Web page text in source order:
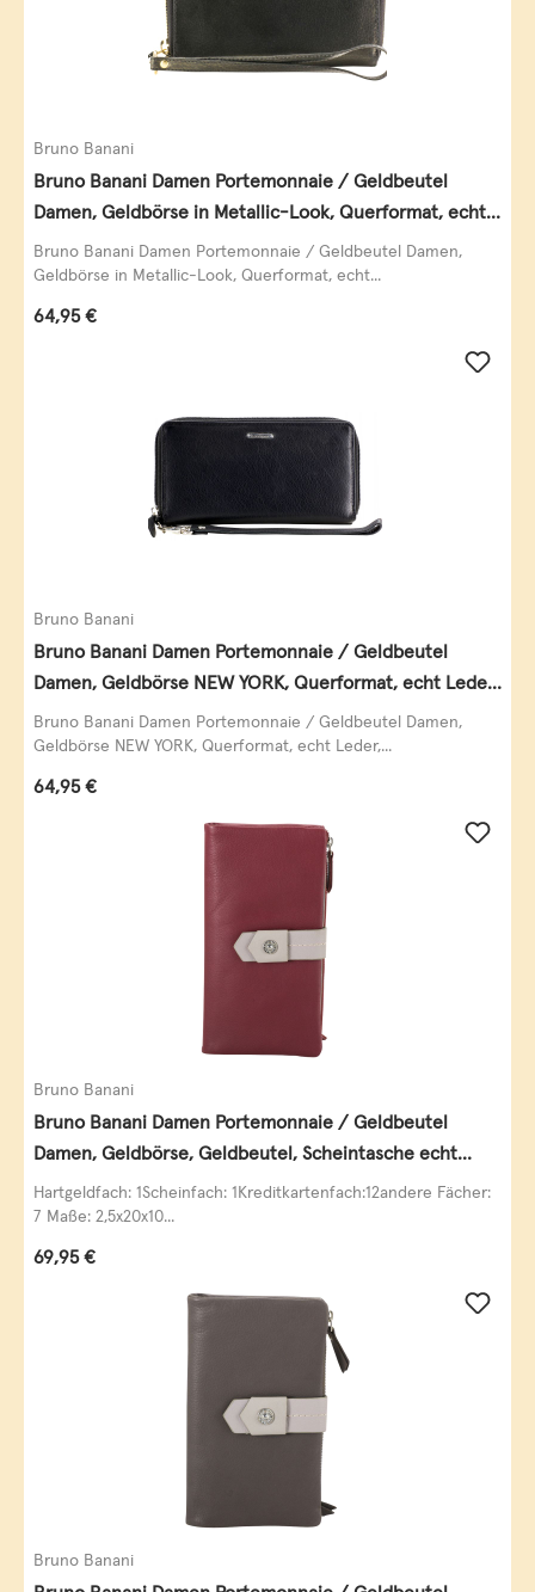
Bruno Banani
Bruno Banani Damen Portemonnaie / Geldbeutel
Damen, Geldbörse in Metallic-Look, Querformat, echt
Leder, schwarz-gold
Bruno Banani Damen Portemonnaie / Geldbeutel Damen,
Geldbörse in Metallic-Look, Querformat, echt...
Regulärer Preis:
64,95 €
Bruno Banani
Bruno Banani Damen Portemonnaie / Geldbeutel
Damen, Geldbörse NEW YORK, Querformat, echt Leder,
schwarz
Bruno Banani Damen Portemonnaie / Geldbeutel Damen,
Geldbörse NEW YORK, Querformat, echt Leder,...
Regulärer Preis:
64,95 €
Bruno Banani
Bruno Banani Damen Portemonnaie / Geldbeutel
Damen, Geldbörse, Geldbeutel, Scheintasche echt
Leder
Hartgeldfach: 1Scheinfach: 1Kreditkartenfach:12andere Fächer:
7 Maße: 2,5x20x10...
Regulärer Preis:
69,95 €
Bruno Banani